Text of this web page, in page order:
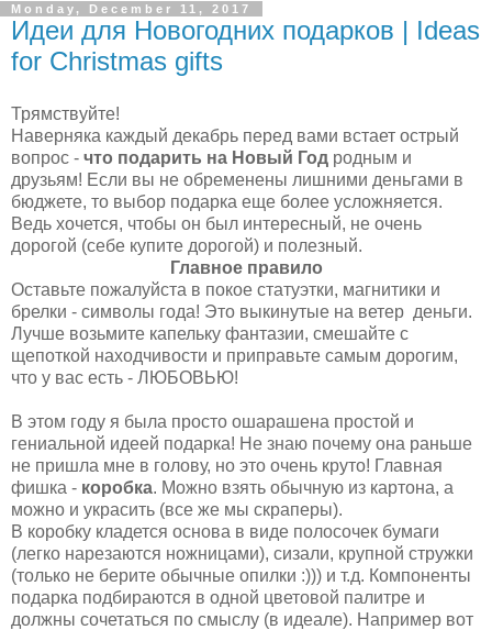
Monday, December 11, 2017
Идеи для Новогодних подарков | Ideas
for Christmas gifts
Трямствуйте!
Наверняка каждый декабрь перед вами встает острый
вопрос - что подарить на Новый Год родным и
друзьям! Если вы не обременены лишними деньгами в
бюджете, то выбор подарка еще более усложняется.
Ведь хочется, чтобы он был интересный, не очень
дорогой (себе купите дорогой) и полезный.
Главное правило
Оставьте пожалуйста в покое статуэтки, магнитики и
брелки - символы года! Это выкинутые на ветер деньги.
Лучше возьмите капельку фантазии, смешайте с
щепоткой находчивости и приправьте самым дорогим,
что у вас есть - ЛЮБОВЬЮ!
В этом году я была просто ошарашена простой и
гениальной идеей подарка! Не знаю почему она раньше
не пришла мне в голову, но это очень круто! Главная
фишка - коробка. Можно взять обычную из картона, а
можно и украсить (все же мы скраперы).
В коробку кладется основа в виде полосочек бумаги
(легко нарезаются ножницами), сизали, крупной стружки
(только не берите обычные опилки :))) и т.д. Компоненты
подарка подбираются в одной цветовой палитре и
должны сочетаться по смыслу (в идеале). Например вот